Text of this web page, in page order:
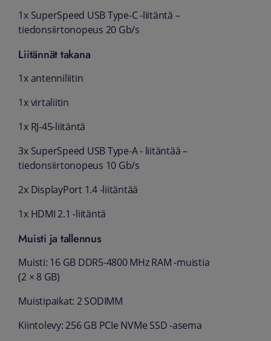
1x SuperSpeed USB Type-C -liitäntä –
tiedonsiirtonopeus 20 Gb/s
Liitännät takana
1x antenniliitin
1x virtaliitin
1x RJ-45-liitäntä
3x SuperSpeed USB Type-A - liitäntää –
tiedonsiirtonopeus 10 Gb/s
2x DisplayPort 1.4 -liitäntää
1x HDMI 2.1 -liitäntä
Muisti ja tallennus
Muisti: 16 GB DDR5-4800 MHz RAM -muistia
(2 × 8 GB)
Muistipaikat: 2 SODIMM
Kiintolevy: 256 GB PCIe NVMe SSD -asema